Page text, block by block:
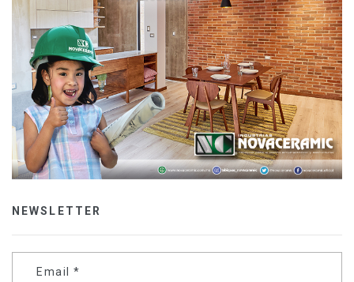
NEWSLETTER
Email *